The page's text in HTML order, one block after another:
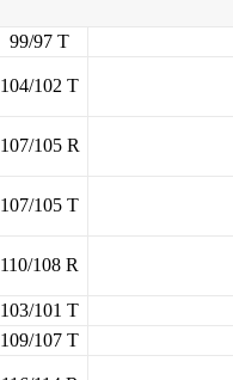
99/97 T
104/102 T
107/105 R
107/105 T
110/108 R
103/101 T
109/107 T